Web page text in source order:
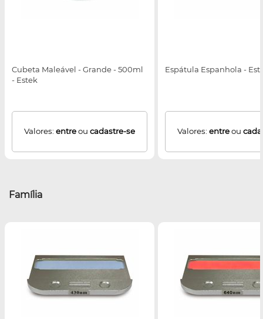
Cubeta Maleável - Grande - 500ml
- Estek
Valores: entreou cadastre-se
Espátula Espanhola -
Valores: entreou
Família